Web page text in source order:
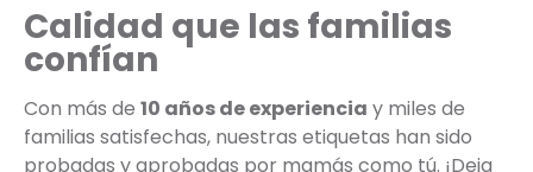
Calidad que las familias
confían
Con más de 10 años de experiencia y miles de
familias satisfechas, nuestras etiquetas han sido
probadas y aprobadas por mamás como tú. ¡Deja